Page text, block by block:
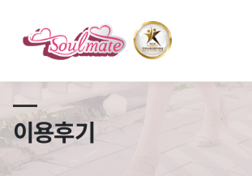
이용후기
쏠메이트×토모토모 프로모션 영상 full버전 보러가